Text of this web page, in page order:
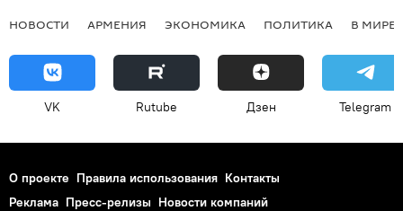
НОВОСТИ АРМЕНИЯ ЭКОНОМИКА ПОЛИТИКА В МИРЕ
VK Rutube Дзен Telegram
О проекте Правила использования Контакты
Реклама Пресс-релизы Новости компаний